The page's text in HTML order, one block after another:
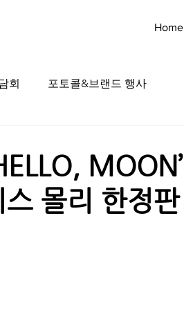
Home
회 포토콜&브랜드 행사
MOON’
몰리 한정판